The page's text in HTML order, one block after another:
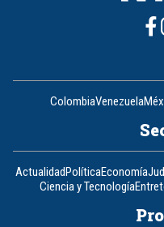
ColombiaVenezuela
ActualidadPolíticaEconomía
Ciencia y Tecnología